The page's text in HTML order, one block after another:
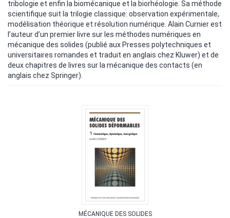
tribologie et enfin la biomécanique et la biorhéologie. Sa méthode
scientifique suit la trilogie classique: observation expérimentale,
modélisation théorique et résolution numérique. Alain Curnier est
l’auteur d’un premier livre sur les méthodes numériques en
mécanique des solides (publié aux Presses polytechniques et
universitaires romandes et traduit en anglais chez Kluwer) et de
deux chapitres de livres sur la mécanique des contacts (en
anglais chez Springer).
MÉCANIQUE DES SOLIDES